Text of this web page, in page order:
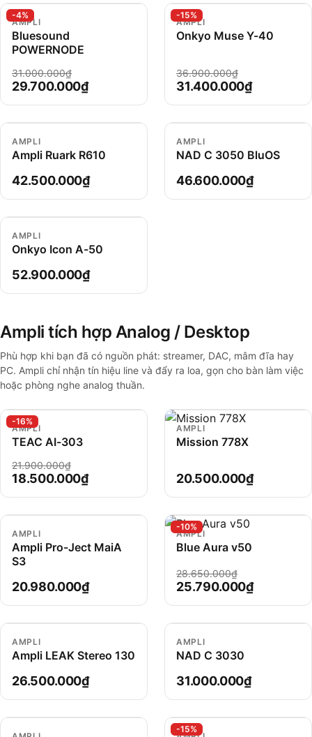
-4%
AMPLI
Bluesound
POWERNODE
29.700.000₫
31.000.000₫
-15%
AMPLI
Onkyo Muse Y-40
31.400.000₫
36.900.000₫
AMPLI
Ampli Ruark R610
42.500.000₫
AMPLI
NAD C 3050 BluOS
46.600.000₫
AMPLI
Onkyo Icon A-50
52.900.000₫
Ampli tích hợp Analog / Desktop
Phù hợp khi bạn đã có nguồn phát: streamer, DAC, mâm đĩa hay
PC. Ampli chỉ nhận tín hiệu line và đẩy ra loa, gọn cho bàn làm việc
hoặc phòng nghe analog thuần.
-16%
AMPLI
TEAC AI-303
18.500.000₫
21.900.000₫
AMPLI
Mission 778X
20.500.000₫
AMPLI
Ampli Pro-Ject MaiA
S3
20.980.000₫
-10%
AMPLI
Blue Aura v50
25.790.000₫
28.650.000₫
AMPLI
Ampli LEAK Stereo 130
26.500.000₫
AMPLI
NAD C 3030
31.000.000₫
-15%